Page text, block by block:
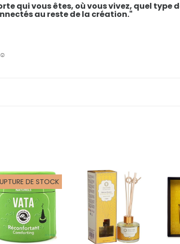
qui vous êtes, où vous vivez, quel type
au reste de la création."
DE STOCK